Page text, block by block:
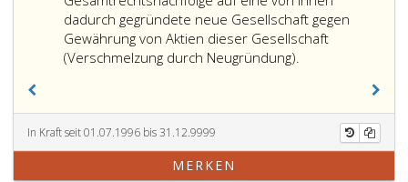
dadurch gegründete neue Gesellschaft gegen
Gewährung von Aktien dieser Gesellschaft
(Verschmelzung durch Neugründung).
In Kraft seit 01.07.1996 bis 31.12.9999
MERKEN